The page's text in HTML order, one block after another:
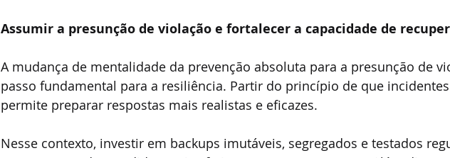
Assumir a presunção de violação e fortalecer a capacidade de
A mudança de mentalidade da prevenção absoluta para a presunção de
passo fundamental para a resiliência. Partir do princípio de que
permite preparar respostas mais realistas e eficazes.
Nesse contexto, investir em backups imutáveis, segregados e testados